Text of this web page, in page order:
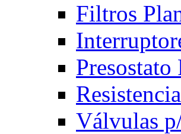
Filtros
Presostato
Válvulas